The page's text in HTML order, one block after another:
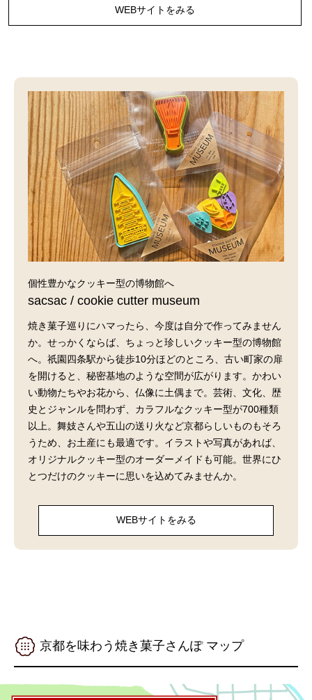
WEBサイトをみる
個性豊かなクッキー型の博物館へ
sacsac / cookie cutter museum
焼き菓子巡りにハマったら、今度は自分で作ってみません
か。せっかくならば、ちょっと珍しいクッキー型の博物館
へ。祇園四条駅から徒歩10分ほどのところ、古い町家の扉
を開けると、秘密基地のような空間が広がります。かわい
い動物たちやお花から、仏像に土偶まで。芸術、文化、歴
史とジャンルを問わず、カラフルなクッキー型が700種類
以上。舞妓さんや五山の送り火など京都らしいものもそろ
うため、お土産にも最適です。イラストや写真があれば、
オリジナルクッキー型のオーダーメイドも可能。世界にひ
とつだけのクッキーに思いを込めてみませんか。
WEBサイトをみる
京都を味わう焼き菓子さんぽ マップ